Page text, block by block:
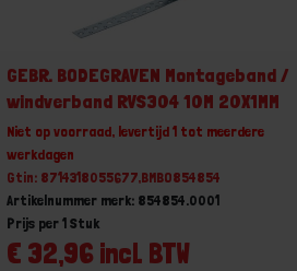
GEBR. BODEGRAVEN Montageband /
windverband RVS304 10M 20X1MM
Niet op voorraad, levertijd 1 tot meerdere
werkdagen
Gtin: 8714318055677,BMBO854854
Artikelnummer merk: 854854.0001
€ 32,96 incl. BTW
Prijs per 1 Stuk